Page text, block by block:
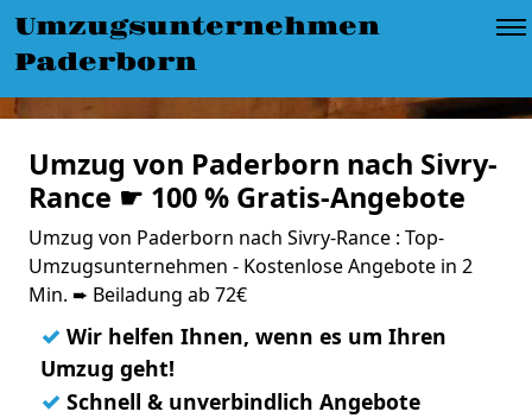
Umzugsunternehmen
Paderborn
Umzug von Paderborn nach Sivry-
Rance ☛ 100 % Gratis-Angebote
Umzug von Paderborn nach Sivry-Rance : Top-
Umzugsunternehmen - Kostenlose Angebote in 2
Min. ➨ Beiladung ab 72€
✓ Wir helfen Ihnen, wenn es um Ihren
Umzug geht!
✓ Schnell & unverbindlich Angebote